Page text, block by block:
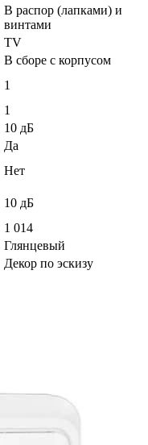
В распор (лапками) и
винтами
TV
В сборе с корпусом
1
1
10 дБ
Да
Нет
10 дБ
1 014
Глянцевый
Декор по эскизу